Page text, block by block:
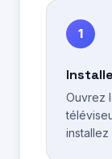
1
Ouvrez